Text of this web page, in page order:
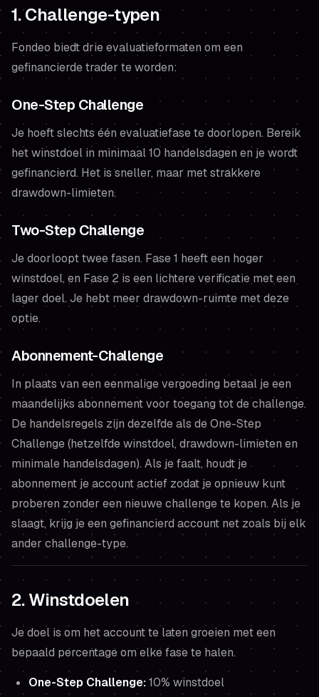
1. Challenge-typen
Fondeo biedt drie evaluatieformaten om een
gefinancierde trader te worden:
One-Step Challenge
Je hoeft slechts één evaluatiefase te doorlopen. Bereik
het winstdoel in minimaal 10 handelsdagen en je wordt
gefinancierd. Het is sneller, maar met strakkere
drawdown-limieten.
Two-Step Challenge
Je doorloopt twee fasen. Fase 1 heeft een hoger
winstdoel, en Fase 2 is een lichtere verificatie met een
lager doel. Je hebt meer drawdown-ruimte met deze
optie.
Abonnement-Challenge
In plaats van een eenmalige vergoeding betaal je een
maandelijks abonnement voor toegang tot de challenge.
De handelsregels zijn dezelfde als de One-Step
Challenge (hetzelfde winstdoel, drawdown-limieten en
minimale handelsdagen). Als je faalt, houdt je
abonnement je account actief zodat je opnieuw kunt
proberen zonder een nieuwe challenge te kopen. Als je
slaagt, krijg je een gefinancierd account net zoals bij elk
ander challenge-type.
2. Winstdoelen
Je doel is om het account te laten groeien met een
bepaald percentage om elke fase te halen.
One-Step Challenge:10% winstdoel